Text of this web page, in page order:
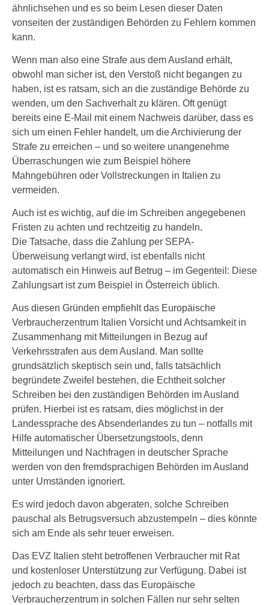
ähnlichsehen und es so beim Lesen dieser Daten
vonseiten der zuständigen Behörden zu Fehlern kommen
kann.
Wenn man also eine Strafe aus dem Ausland erhält,
obwohl man sicher ist, den Verstoß nicht begangen zu
haben, ist es ratsam, sich an die zuständige Behörde zu
wenden, um den Sachverhalt zu klären. Oft genügt
bereits eine E-Mail mit einem Nachweis darüber, dass es
sich um einen Fehler handelt, um die Archivierung der
Strafe zu erreichen – und so weitere unangenehme
Überraschungen wie zum Beispiel höhere
Mahngebühren oder Vollstreckungen in Italien zu
vermeiden.
Auch ist es wichtig, auf die im Schreiben angegebenen
Fristen zu achten und rechtzeitig zu handeln.
Die Tatsache, dass die Zahlung per SEPA-
Überweisung verlangt wird, ist ebenfalls nicht
automatisch ein Hinweis auf Betrug – im Gegenteil: Diese
Zahlungsart ist zum Beispiel in Österreich üblich.
Aus diesen Gründen empfiehlt das Europäische
Verbraucherzentrum Italien Vorsicht und Achtsamkeit in
Zusammenhang mit Mitteilungen in Bezug auf
Verkehrsstrafen aus dem Ausland. Man sollte
grundsätzlich skeptisch sein und, falls tatsächlich
begründete Zweifel bestehen, die Echtheit solcher
Schreiben bei den zuständigen Behörden im Ausland
prüfen. Hierbei ist es ratsam, dies möglichst in der
Landessprache des Absenderlandes zu tun – notfalls mit
Hilfe automatischer Übersetzungstools, denn
Mitteilungen und Nachfragen in deutscher Sprache
werden von den fremdsprachigen Behörden im Ausland
unter Umständen ignoriert.
Es wird jedoch davon abgeraten, solche Schreiben
pauschal als Betrugsversuch abzustempeln – dies könnte
sich am Ende als sehr teuer erweisen.
Das EVZ Italien steht betroffenen Verbraucher mit Rat
und kostenloser Unterstützung zur Verfügung. Dabei ist
jedoch zu beachten, dass das Europäische
Verbraucherzentrum in solchen Fällen nur sehr selten